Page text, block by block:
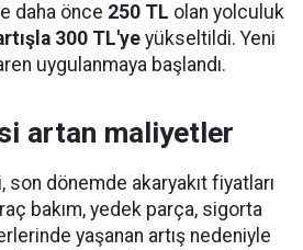
daha önce 250 TL olan yolculuk
300 TL'yeyükseltildi. Yeni
uygulanmaya başlandı.
artan maliyetler
dönemde akaryakıt fiyatları
bakım, yedek parça, sigorta
yaşanan artış nedeniyle